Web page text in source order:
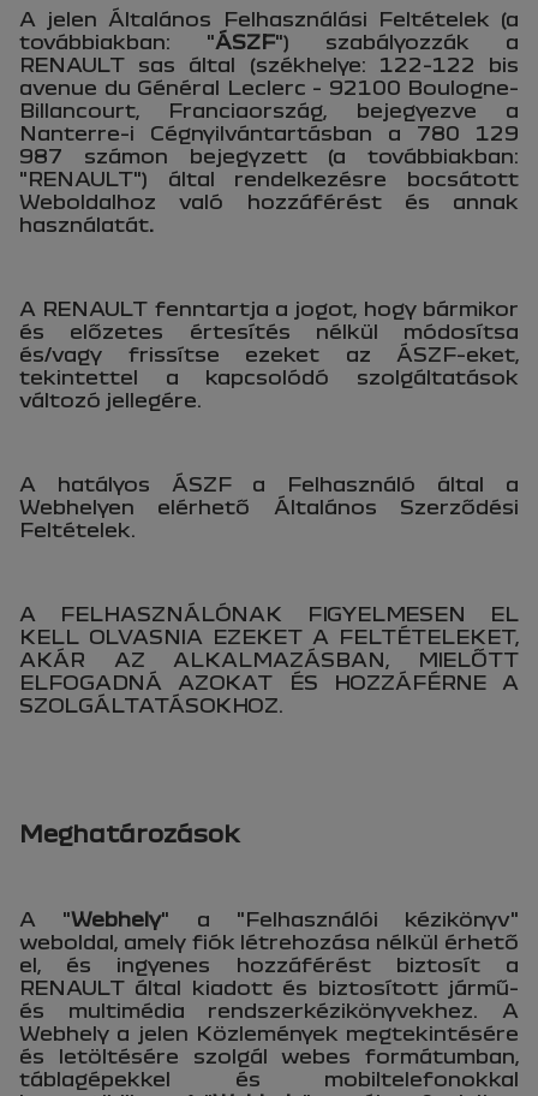
A jelen Általános Felhasználási Feltételek (a
továbbiakban: "ÁSZF") szabályozzák a
RENAULT sas által (székhelye: 122-122 bis
avenue du Général Leclerc - 92100 Boulogne-
Billancourt, Franciaország, bejegyezve a
Nanterre-i Cégnyilvántartásban a 780 129
987 számon bejegyzett (a továbbiakban:
"RENAULT") által rendelkezésre bocsátott
Weboldalhoz való hozzáférést és annak
használatát.
A RENAULT fenntartja a jogot, hogy bármikor
és előzetes értesítés nélkül módosítsa
és/vagy frissítse ezeket az ÁSZF-eket,
tekintettel a kapcsolódó szolgáltatások
változó jellegére.
A hatályos ÁSZF a Felhasználó által a
Webhelyen elérhető Általános Szerződési
Feltételek.
A FELHASZNÁLÓNAK FIGYELMESEN EL
KELL OLVASNIA EZEKET A FELTÉTELEKET,
AKÁR AZ ALKALMAZÁSBAN, MIELŐTT
ELFOGADNÁ AZOKAT ÉS HOZZÁFÉRNE A
SZOLGÁLTATÁSOKHOZ.
Meghatározások
A "Webhely" a "Felhasználói kézikönyv"
weboldal, amely fiók létrehozása nélkül érhető
el, és ingyenes hozzáférést biztosít a
RENAULT által kiadott és biztosított jármű-
és multimédia rendszerkézikönyvekhez. A
Webhely a jelen Közlemények megtekintésére
és letöltésére szolgál webes formátumban,
táblagépekkel és mobiltelefonokkal